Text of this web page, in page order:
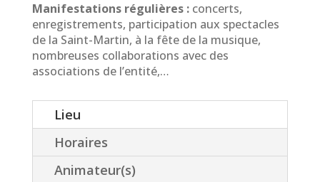
Manifestations régulières :concerts,
enregistrements, participation aux spectacles
de la Saint-Martin, à la fête de la musique,
nombreuses collaborations avec des
associations de l’entité,…
Lieu
Horaires
Animateur(s)